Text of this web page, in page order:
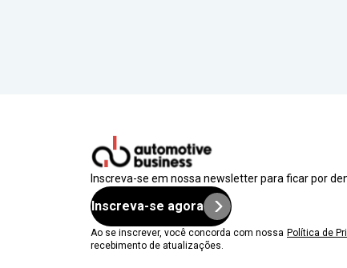
Inscreva-se em nossa newsletter para ficar por
Inscreva-se agora
Ao se inscrever, você concorda com nossa Política de
recebimento de atualizações.